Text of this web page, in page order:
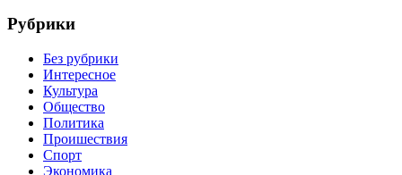
Рубрики
Без рубрики
Интересное
Культура
Общество
Политика
Проишествия
Спорт
Экономика